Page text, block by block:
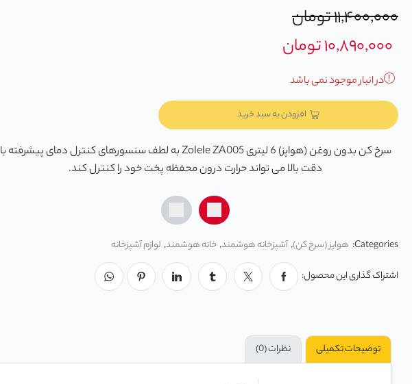
۱۱,۴۰۰,۰۰۰تومان
۱۰,۸۹۰,۰۰۰تومان
در انبار موجود نمی باشد
افزودن به سبد خرید
سرخ کن بدون روغن (هواپز) 6 لیتری Zolele ZA005 به لطف سنسورهای کنترل دمای پیشرفته با
دقت بالا می تواند حرارت درون محفظه پخت خود را کنترل کند.
Categories: هواپز (سرخ کن), آشپزخانه هوشمند, خانه هوشمند, لوازم آشپزخانه
اشتراک گذاری این محصول:
توضیحات تکمیلی نظرات (0)